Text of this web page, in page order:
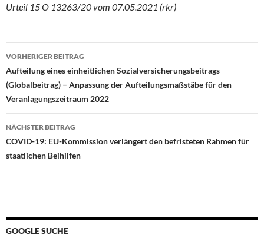
Urteil 15 O 13263/20 vom 07.05.2021 (rkr)
Beitragsnavigation
VORHERIGER BEITRAG
Aufteilung eines einheitlichen Sozialversicherungsbeitrags
(Globalbeitrag) – Anpassung der Aufteilungsmaßstäbe für den
Veranlagungszeitraum 2022
NÄCHSTER BEITRAG
COVID-19: EU-Kommission verlängert den befristeten Rahmen für
staatlichen Beihilfen
GOOGLE SUCHE